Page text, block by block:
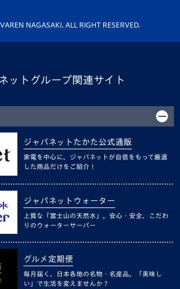
NAGASAKI. ALL RIGHT RESERVED.
ットグループ関連サイト
ジャパネットたかた公式通販
家電を中心に、ジャパネットが自信をもって厳選
した商品だけをご紹介！
ジャパネットウォーター
上質な「富士山の天然水」。安心・安全、こだわ
りのウォーターサーバー
グルメ定期便
毎月届く、日本各地の名物・名産品。「美味し
い」で生活を変えませんか？